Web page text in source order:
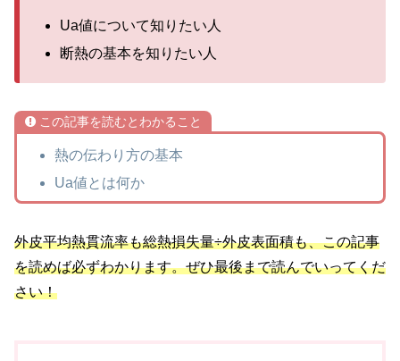
Ua値について知りたい人
断熱の基本を知りたい人
この記事を読むとわかること
熱の伝わり方の基本
Ua値とは何か
外皮平均熱貫流率も総熱損失量÷外皮表面積も、この記事
を読めば必ずわかります。ぜひ最後まで読んでいってくだ
さい！